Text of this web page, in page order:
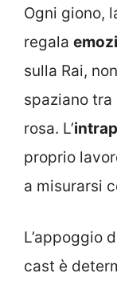
Ogni giono,
regala
sulla Rai,
spaziano
rosa. L’
proprio
a misurarsi
L’appoggio
cast è